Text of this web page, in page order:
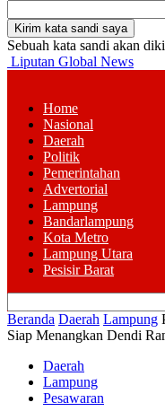
Sebuah kata sandi akan
Liputan Global News
Home
Nasional
Daerah
Politik
Pemerintahan
Advertorial
Lampung
Bandarlampung
Kota Metro
Lampung Utara
Pesisir Barat
Beranda Daerah Lampung
Siap Menangkan Dendi
Daerah
Lampung
Pesawaran